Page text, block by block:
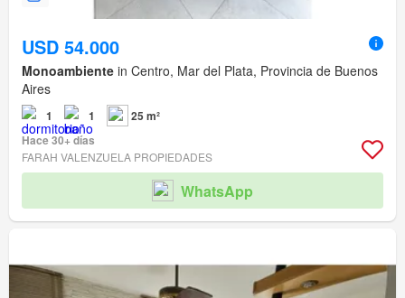
USD 54.000
Monoambiente in Centro, Mar del Plata, Provincia de Buenos
Aires
1 1
25 m²
Hace 30+ días
FARAH VALENZUELA PROPIEDADES
WhatsApp